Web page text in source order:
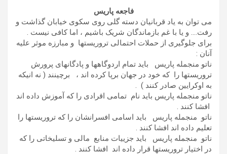
فاجعه پاریس
می توان به یاد قربانیان دسته گلی روی سکوی خیابان گذاشت و
رفت…. و یا با غم بازماندگان شریک باشیم ، اما کافی نیست .
برای جلوگیری از حملات احتمالی تروریستها و مبارزه موثر علیه
آنان :
ناتو منجمله پاریس باید تمام اردوگاهها و پادگانهای پرورش
تروریستها را که خود در جهان برپا کرده اند ، برچینند ( نه انیکه
به اوکرایین صادر کنند ) .
ناتو منجمله پاریس باید نام تمامی اقرادی را که آموزش داده اند
افشا کنند .
ناتو منجمله پاریس باید اسامی افسرانشان را که تروریستها را
تعلیم داده اند افشا کنند .
ناتو منجمله پاریس باید جزییات منابع مالی و تسلیخاتی را که
در اختیار تروریستها قرار داده اند افشا کنند .